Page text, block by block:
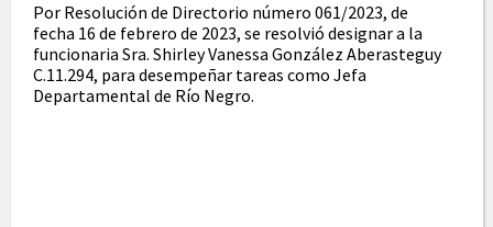
Por Resolución de Directorio número 061/2023, de
fecha 16 de febrero de 2023, se resolvió designar a la
funcionaria Sra. Shirley Vanessa González Aberasteguy
C.11.294, para desempeñar tareas como Jefa
Departamental de Río Negro.